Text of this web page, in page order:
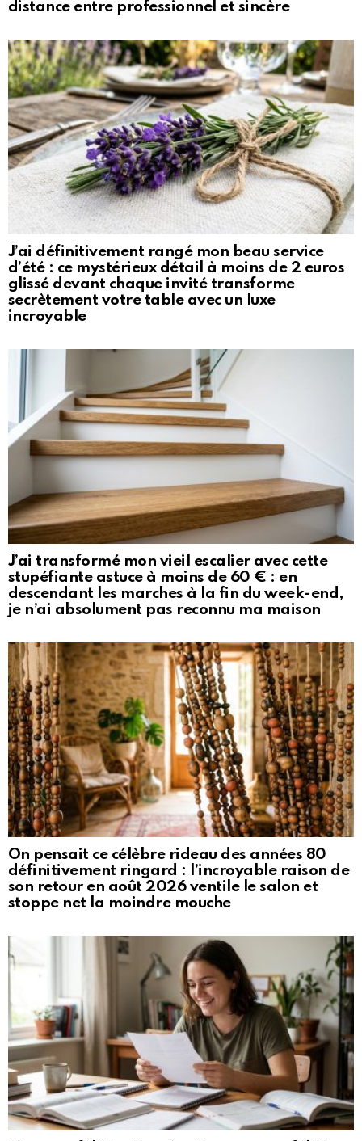
distance entre professionnel et sincère
J’ai définitivement rangé mon beau service
d’été : ce mystérieux détail à moins de 2 euros
glissé devant chaque invité transforme
secrètement votre table avec un luxe
incroyable
J’ai transformé mon vieil escalier avec cette
stupéfiante astuce à moins de 60 € : en
descendant les marches à la fin du week-end,
je n’ai absolument pas reconnu ma maison
On pensait ce célèbre rideau des années 80
définitivement ringard : l’incroyable raison de
son retour en août 2026 ventile le salon et
stoppe net la moindre mouche